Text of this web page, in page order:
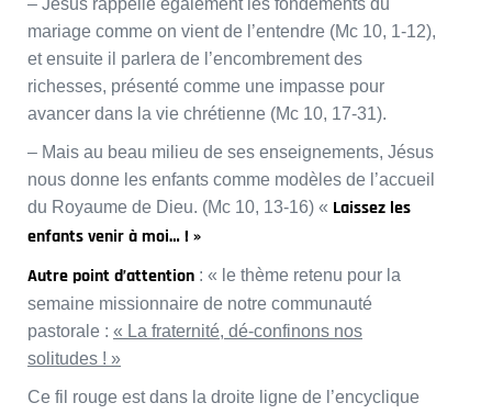
– Jésus rappelle également les fondements du
mariage comme on vient de l’entendre (Mc 10, 1-12),
et ensuite il parlera de l’encombrement des
richesses, présenté comme une impasse pour
avancer dans la vie chrétienne (Mc 10, 17-31).
– Mais au beau milieu de ses enseignements, Jésus
nous donne les enfants comme modèles de l’accueil
du Royaume de Dieu. (Mc 10, 13-16) « Laissez les
enfants venir à moi… ! »
Autre point d’attention : « le thème retenu pour la
semaine missionnaire de notre communauté
pastorale : « La fraternité, dé-confinons nos
solitudes ! »
Ce fil rouge est dans la droite ligne de l’encyclique